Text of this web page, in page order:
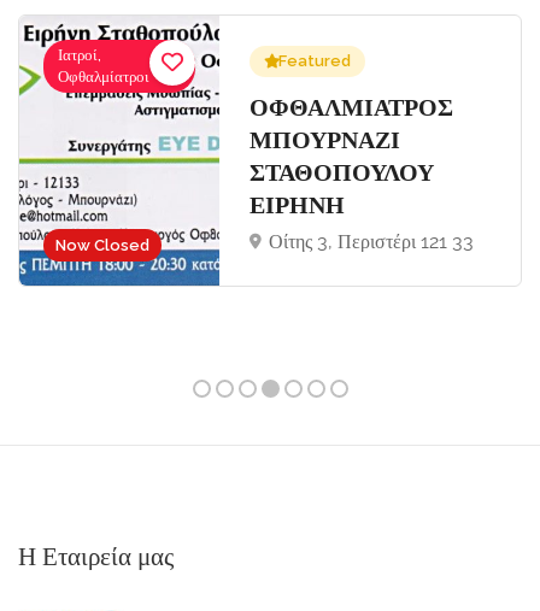
Now Closed
Ιατροί,
Οφθαλμίατροι
Featured
ΟΦΘΑΛΜΙΑΤΡΟΣ
ΜΠΟΥΡΝΑΖΙ
ΣΤΑΘΟΠΟΥΛΟΥ
ΕΙΡΗΝΗ
Οίτης 3, Περιστέρι 121 33
Η Εταιρεία μας